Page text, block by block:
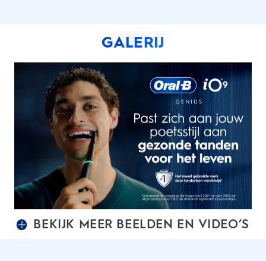
GALERIJ
BEKIJK MEER BEELDEN EN VIDEO’S